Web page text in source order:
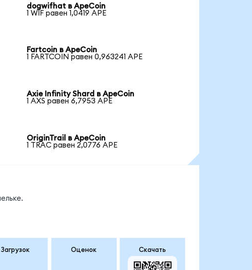
dogwifhat в ApeCoin
1 WIF равен 1,0419 APE
Fartcoin в ApeCoin
1 FARTCOIN равен 0,963241 APE
Axie Infinity Shard в ApeCoin
1 AXS равен 6,7953 APE
OriginTrail в ApeCoin
1 TRAC равен 2,0776 APE
Загрузок Оценок Скачать